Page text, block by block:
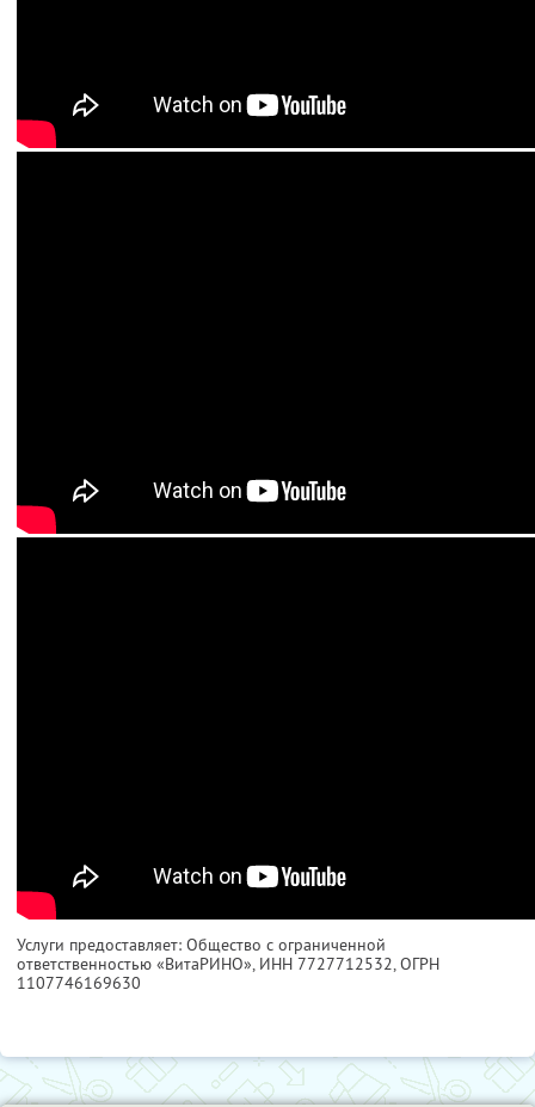
Услуги предоставляет: Общество с ограниченной
ответственностью «ВитаРИНО», ИНН 7727712532, ОГРН
1107746169630